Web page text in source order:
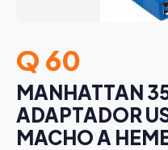
Q 60
MANHATTAN
ADAPTADOR
MACHO A